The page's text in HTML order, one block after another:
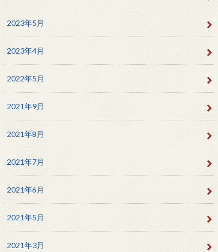
2023年5月
2023年4月
2022年5月
2021年9月
2021年8月
2021年7月
2021年6月
2021年5月
2021年3月